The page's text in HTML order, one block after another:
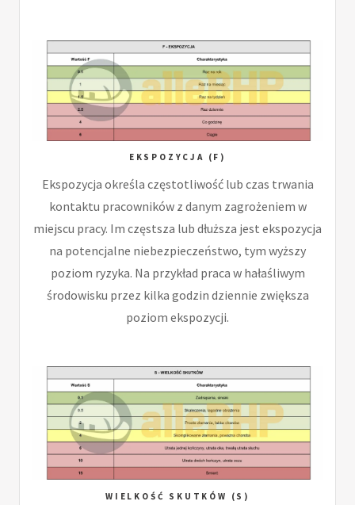
EKSPOZYCJA (F)
Ekspozycja określa częstotliwość lub czas trwania
kontaktu pracowników z danym zagrożeniem w
miejscu pracy. Im częstsza lub dłuższa jest ekspozycja
na potencjalne niebezpieczeństwo, tym wyższy
poziom ryzyka. Na przykład praca w hałaśliwym
środowisku przez kilka godzin dziennie zwiększa
poziom ekspozycji.
WIELKOŚĆ SKUTKÓW (S)